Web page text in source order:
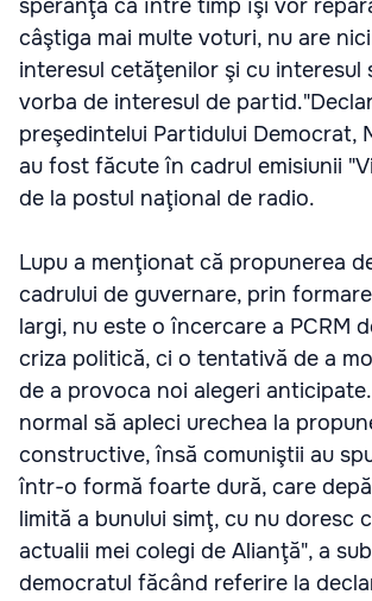
speranţa că între timp îşi vor
câştiga mai multe voturi, nu are
interesul cetăţenilor şi cu interesul
vorba de interesul de
preşedintelui Partidului Democrat,
au fost făcute în cadrul emisiunii
de la postul naţional de radio.
Lupu a menţionat că propunerea
cadrului de guvernare, prin
largi, nu este o încercare a PCRM
criza politică, ci o tentativă de a
de a provoca noi alegeri
normal să apleci urechea la
constructive, însă comuniştii au
într-o formă foarte dură, care
limită a bunului simţ, cu nu doresc
actualii mei colegi de Alianţă", a
democratul făcând referire la